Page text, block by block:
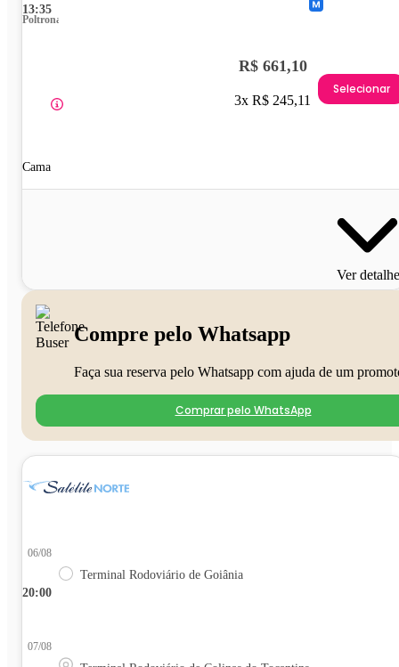
13:35
Poltrona
Cama
R$ 661,10
3x R$ 245,11
Selecionar
Ver
Compre pelo Whatsapp
Faça sua reserva pelo Whatsapp com ajuda de um
Comprar pelo WhatsApp
20:00
06/08
Terminal Rodoviário de Goiânia
07/08